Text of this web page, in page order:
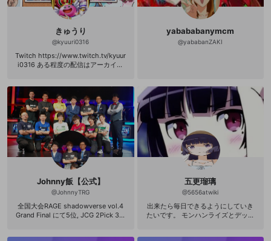
きゅうり
@kyuuri0316
Twitch https://www.twitch.tv/kyuur
i0316 ある程度の配信はアーカイブ
yabababanymcm
@yababanZAKI
Johnny飯【公式】
@JohnnyTRG
全国大会RAGE shadowverse vol.4
Grand Final にて5位, JCG 2Pick 3rd
五更瑠璃
@5656atwiki
出来たら毎日できるようにしていき
たいです。 モンハンライズとデッド